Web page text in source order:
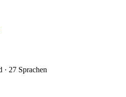
27 Sprachen